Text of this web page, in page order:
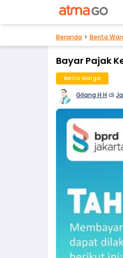
Beranda Berita
Bayar Pajak
Berita Warga
Gilang H H di